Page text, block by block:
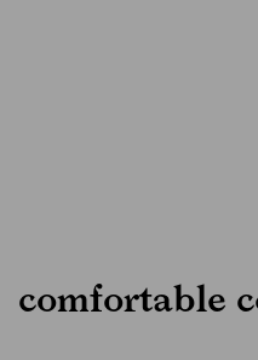
comfortable